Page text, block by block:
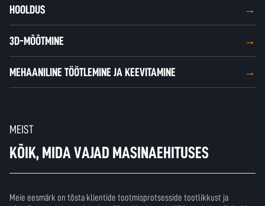
HOOLDUS
3D-MÕÕTMINE
MEHAANILINE TÖÖTLEMINE JA KEEVITAMINE
MEIST
KÕIK, MIDA VAJAD MASINAEHITUSES
Meie eesmärk on tõsta klientide tootmisprotsesside tootlikkust ja